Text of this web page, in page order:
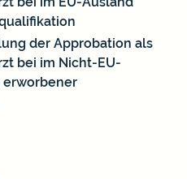
der Approbation als
bei im Nicht-EU-
erworbener